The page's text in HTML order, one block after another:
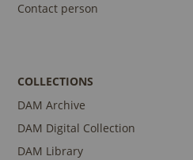
Contact person
COLLECTIONS
DAM Archive
DAM Digital Collection
DAM Library